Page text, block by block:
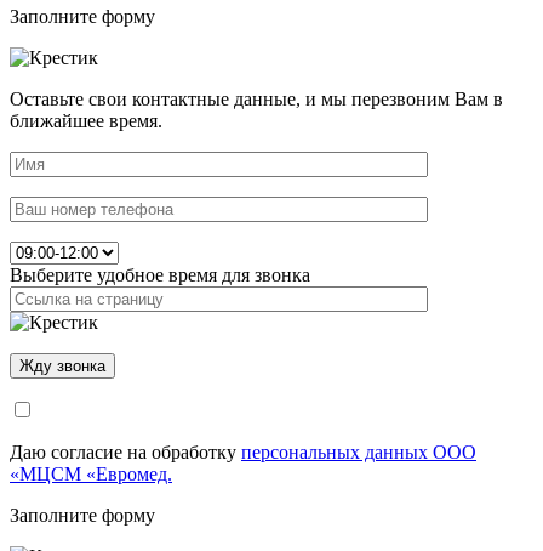
Заполните форму
Оставьте свои контактные данные, и мы перезвоним Вам в
ближайшее время.
Выберите удобное время для звонка
Даю согласие на обработку персональных данных ООО
«МЦСМ «Евромед.
Заполните форму